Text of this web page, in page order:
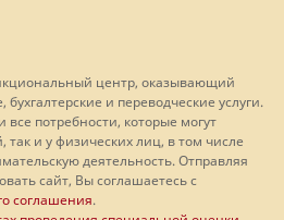
центр, оказывающий
и переводческие услуги.
потребности, которые могут
так и у физических лиц, в том числе
деятельность. Отправляя
сайт, Вы соглашаетесь с
соглашения.